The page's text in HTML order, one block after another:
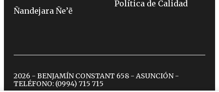
Ñandejara Ñe’ẽ
Política de Calidad
2026 - BENJAMÍN CONSTANT 658 - ASUNCIÓN -
TELÉFONO: (0994) 715 715